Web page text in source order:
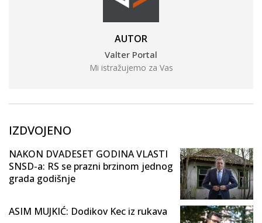
AUTOR
Valter Portal
Mi istražujemo za Vas
IZDVOJENO
NAKON DVADESET GODINA VLASTI
SNSD-a: RS se prazni brzinom jednog
grada godišnje
ASIM MUJKIĆ: Dodikov Kec iz rukava